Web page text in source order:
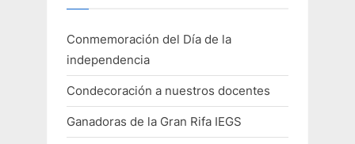
Conmemoración del Día de la
independencia
Condecoración a nuestros docentes
Ganadoras de la Gran Rifa IEGS